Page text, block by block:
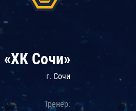
Локомотив
Шанхайские Драконы
«ХК Сочи»
г. Сочи
Тренер: